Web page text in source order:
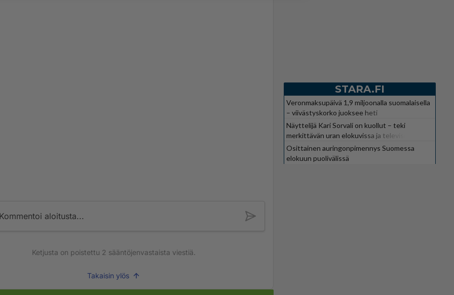
Kommentoi aloitusta...
Ketjusta on poistettu 2 sääntöjenvastaista viestiä.
Takaisin ylös
STARA.FI
Veronmaksupäivä 1,9 miljoonalla suomalaisella
– viivästyskorko juoksee heti
Näyttelijä Kari Sorvali on kuollut – teki
merkittävän uran elokuvissa ja televisiossa
Osittainen auringonpimennys Suomessa
elokuun puolivälissä